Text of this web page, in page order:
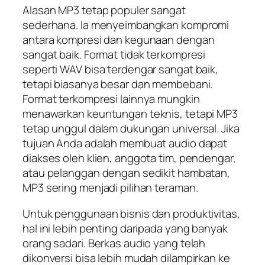
Alasan MP3 tetap populer sangat
sederhana. Ia menyeimbangkan kompromi
antara kompresi dan kegunaan dengan
sangat baik. Format tidak terkompresi
seperti WAV bisa terdengar sangat baik,
tetapi biasanya besar dan membebani.
Format terkompresi lainnya mungkin
menawarkan keuntungan teknis, tetapi MP3
tetap unggul dalam dukungan universal. Jika
tujuan Anda adalah membuat audio dapat
diakses oleh klien, anggota tim, pendengar,
atau pelanggan dengan sedikit hambatan,
MP3 sering menjadi pilihan teraman.
Untuk penggunaan bisnis dan produktivitas,
hal ini lebih penting daripada yang banyak
orang sadari. Berkas audio yang telah
dikonversi bisa lebih mudah dilampirkan ke